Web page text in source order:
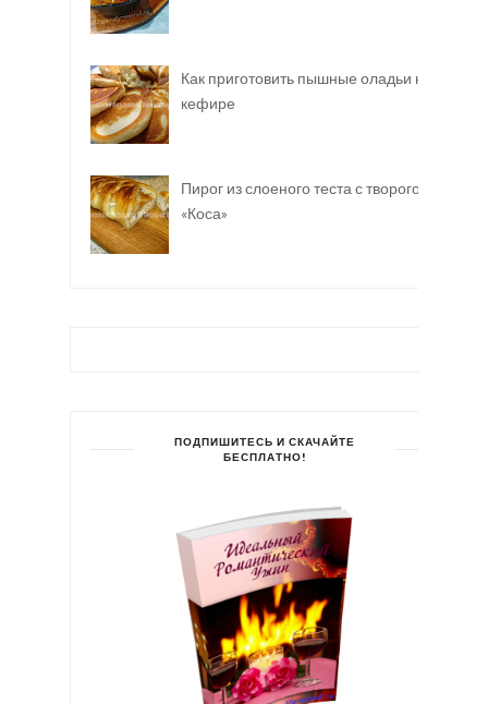
Как приготовить пышные оладьи на
кефире
Пирог из слоеного теста с творогом
«Коса»
ПОДПИШИТЕСЬ И СКАЧАЙТЕ
БЕСПЛАТНО!